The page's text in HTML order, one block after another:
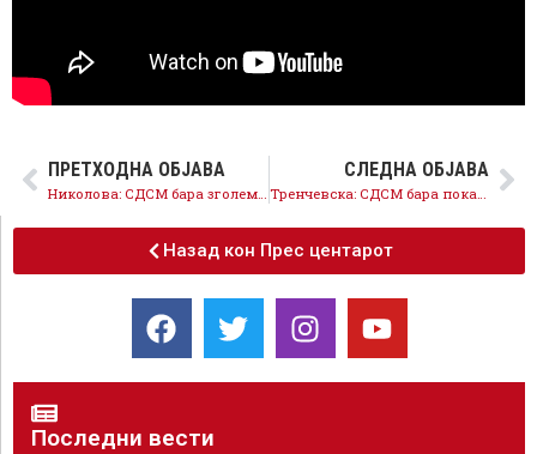
ПРЕТХОДНА ОБЈАВА
Николова: СДСМ бара зголемување на платите на работниците
СЛЕДНА ОБЈАВА
Тренчевска: СДСМ бара покачување на платите во јавниот сектор и образованието
Назад кон Прес центарот
Последни вести